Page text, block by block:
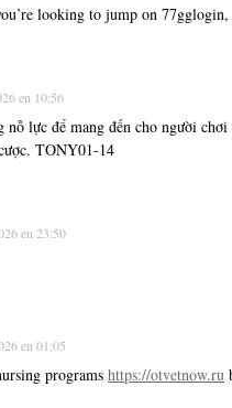
looking to jump on
en 10:56
nỗ lực để mang đến cho người
TONY01-14
en 23:50
en 01:05
programs https://otvetnow.ru